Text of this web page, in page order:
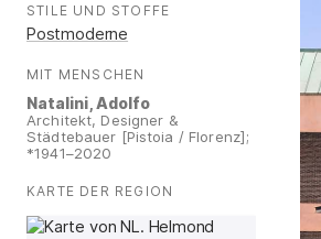
STILE UND STOFFE
Postmoderne
MIT MENSCHEN
Natalini, Adolfo
Architekt, Designer &
Städtebauer [Pistoia / Florenz];
*1941–2020
KARTE DER REGION